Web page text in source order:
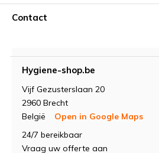
Contact
Hygiene-shop.be
Vijf Gezusterslaan 20
2960 Brecht
België
Open in Google Maps
24/7 bereikbaar
Vraag uw offerte aan